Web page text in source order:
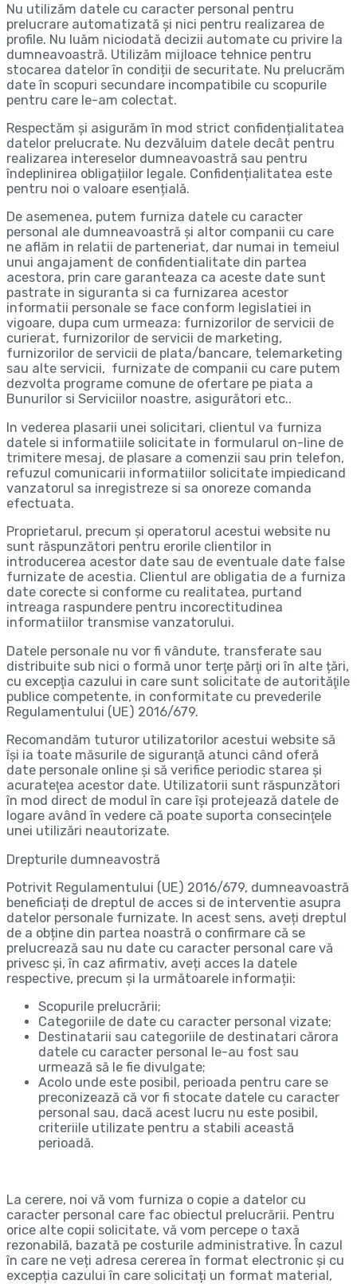
Nu utilizăm datele cu caracter personal pentru
prelucrare automatizată și nici pentru realizarea de
profile. Nu luăm niciodată decizii automate cu privire la
dumneavoastră. Utilizăm mijloace tehnice pentru
stocarea datelor în condiții de securitate. Nu prelucrăm
date în scopuri secundare incompatibile cu scopurile
pentru care le-am colectat.
Respectăm și asigurăm în mod strict confidențialitatea
datelor prelucrate. Nu dezvăluim datele decât pentru
realizarea intereselor dumneavoastră sau pentru
îndeplinirea obligațiilor legale. Confidențialitatea este
pentru noi o valoare esențială.
De asemenea, putem furniza datele cu caracter
personal ale dumneavoastră și altor companii cu care
ne aflăm in relatii de parteneriat, dar numai in temeiul
unui angajament de confidentialitate din partea
acestora, prin care garanteaza ca aceste date sunt
pastrate in siguranta si ca furnizarea acestor
informatii personale se face conform legislatiei in
vigoare, dupa cum urmeaza: furnizorilor de servicii de
curierat, furnizorilor de servicii de marketing,
furnizorilor de servicii de plata/bancare, telemarketing
sau alte servicii, furnizate de companii cu care putem
dezvolta programe comune de ofertare pe piata a
Bunurilor si Serviciilor noastre, asigurători etc..
In vederea plasarii unei solicitari, clientul va furniza
datele si informatiile solicitate in formularul on-line de
trimitere mesaj, de plasare a comenzii sau prin telefon,
refuzul comunicarii informatiilor solicitate impiedicand
vanzatorul sa inregistreze si sa onoreze comanda
efectuata.
Proprietarul, precum şi operatorul acestui website nu
sunt răspunzători pentru erorile clientilor in
introducerea acestor date sau de eventuale date false
furnizate de acestia. Clientul are obligatia de a furniza
date corecte si conforme cu realitatea, purtand
intreaga raspundere pentru incorectitudinea
informatiilor transmise vanzatorului.
Datele personale nu vor fi vândute, transferate sau
distribuite sub nici o formă unor terţe părţi ori în alte țări,
cu excepţia cazului in care sunt solicitate de autorităţile
publice competente, in conformitate cu prevederile
Regulamentului (UE) 2016/679.
Recomandăm tuturor utilizatorilor acestui website să
îşi ia toate măsurile de siguranţă atunci când oferă
date personale online şi să verifice periodic starea şi
acurateţea acestor date. Utilizatorii sunt răspunzători
în mod direct de modul în care îşi protejează datele de
logare având în vedere că poate suporta consecinţele
unei utilizări neautorizate.
Drepturile dumneavostră
Potrivit Regulamentului (UE) 2016/679, dumneavoastră
beneficiați de dreptul de acces si de interventie asupra
datelor personale furnizate. In acest sens, aveți dreptul
de a obține din partea noastră o confirmare că se
prelucrează sau nu date cu caracter personal care vă
privesc și, în caz afirmativ, aveți acces la datele
respective, precum și la următoarele informații:
Scopurile prelucrării;
Categoriile de date cu caracter personal vizate;
Destinatarii sau categoriile de destinatari cărora
datele cu caracter personal le-au fost sau
urmează să le fie divulgate;
Acolo unde este posibil, perioada pentru care se
preconizează că vor fi stocate datele cu caracter
personal sau, dacă acest lucru nu este posibil,
criteriile utilizate pentru a stabili această
perioadă.
La cerere, noi vă vom furniza o copie a datelor cu
caracter personal care fac obiectul prelucrării. Pentru
orice alte copii solicitate, vă vom percepe o taxă
rezonabilă, bazată pe costurile administrative. În cazul
în care ne veți adresa cererea în format electronic și cu
excepția cazului în care solicitați un format material,